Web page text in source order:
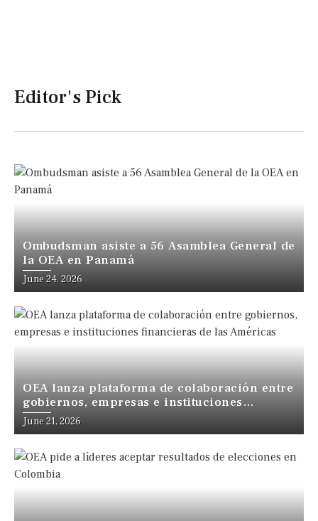
Editor's Pick
Ombudsman asiste a 56 Asamblea General de
la OEA en Panamá
June 24, 2026
OEA lanza plataforma de colaboración entre
gobiernos, empresas e instituciones
financieras de las Américas
June 21, 2026